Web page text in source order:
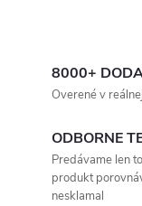
8000+
Overené v
ODBORNE
Predávame len
produkt
nesklamal